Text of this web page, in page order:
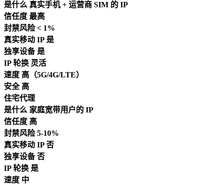
是什么 真实手机 + 运营商 SIM 的 IP
信任度 最高
封禁风险< 1%
真实移动 IP 是
独享设备 是
IP 轮换 灵活
速度 高（5G/4G/LTE）
安全 高
住宅代理
是什么 家庭宽带用户的 IP
信任度 高
封禁风险5-10%
真实移动 IP否
独享设备否
IP 轮换 是
速度 中